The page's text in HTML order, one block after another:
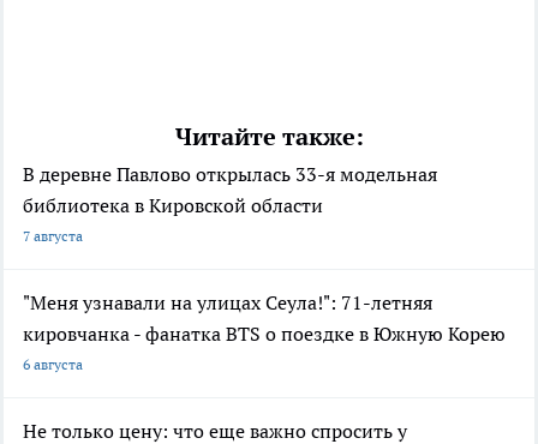
Читайте также:
В деревне Павлово открылась 33-я модельная
библиотека в Кировской области
7 августа
"Меня узнавали на улицах Сеула!": 71-летняя
кировчанка - фанатка BTS о поездке в Южную Корею
6 августа
Не только цену: что еще важно спросить у